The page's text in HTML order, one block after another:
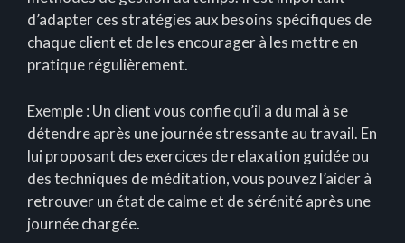
d’adapter ces stratégies aux besoins spécifiques de
chaque client et de les encourager à les mettre en
pratique régulièrement.
Exemple : Un client vous confie qu’il a du mal à se
détendre après une journée stressante au travail. En
lui proposant des exercices de relaxation guidée ou
des techniques de méditation, vous pouvez l’aider à
retrouver un état de calme et de sérénité après une
journée chargée.